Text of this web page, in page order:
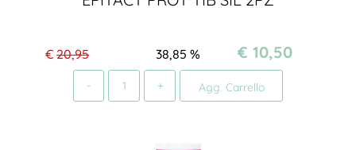
€ 20,95 %
38,85 € 10,50
Agg. Carrello